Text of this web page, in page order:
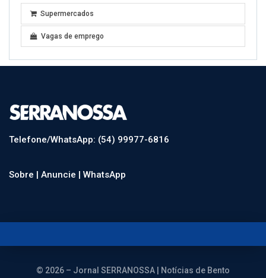
Supermercados
Vagas de emprego
Telefone/WhatsApp: (54) 99977-6816
Sobre | Anuncie | WhatsApp
© 2026 – Jornal SERRANOSSA | Notícias de Bento